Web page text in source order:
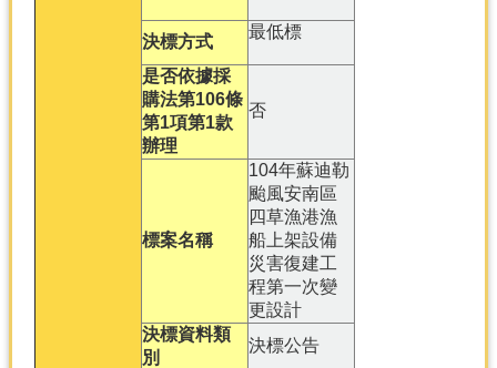
決標方式
最低標
是否依據採
購法第106條
第1項第1款
辦理
否
標案名稱
104年蘇迪勒
颱風安南區
四草漁港漁
船上架設備
災害復建工
程第一次變
更設計
決標資料類
別
決標公告